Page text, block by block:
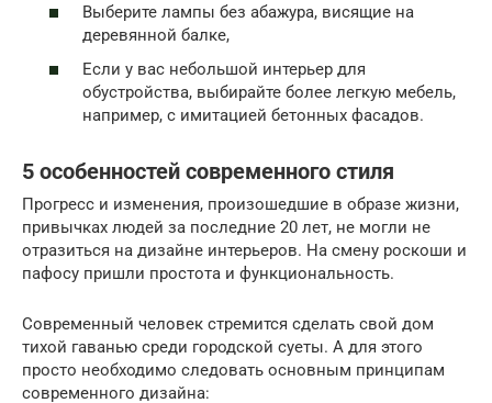
Выберите лампы без абажура, висящие на
деревянной балке,
Если у вас небольшой интерьер для
обустройства, выбирайте более легкую мебель,
например, с имитацией бетонных фасадов.
5 особенностей современного стиля
Прогресс и изменения, произошедшие в образе жизни,
привычках людей за последние 20 лет, не могли не
отразиться на дизайне интерьеров. На смену роскоши и
пафосу пришли простота и функциональность.
Современный человек стремится сделать свой дом
тихой гаванью среди городской суеты. А для этого
просто необходимо следовать основным принципам
современного дизайна: